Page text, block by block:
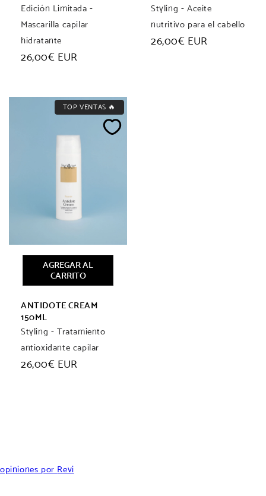
Edición Limitada -
Mascarilla capilar
hidratante
Precio
26,00€ EUR
Styling - Aceite
nutritivo para el cabello
Precio
26,00€ EUR
TOP VENTAS 🔥
ANTIDOTE CREAM
150ML
Styling - Tratamiento
antioxidante capilar
Precio
26,00€ EUR
AGREGAR AL
CARRITO
opiniones por Revi